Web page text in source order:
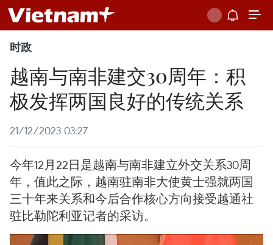
时政
越南与南非建交30周年：积
极发挥两国良好的传统关系
21/12/2023 03:27
今年12月22日是越南与南非建立外交关系30周
年，值此之际，越南驻南非大使黄士强就两国
三十年来关系和今后合作核心方向接受越通社
驻比勒陀利亚记者的采访。